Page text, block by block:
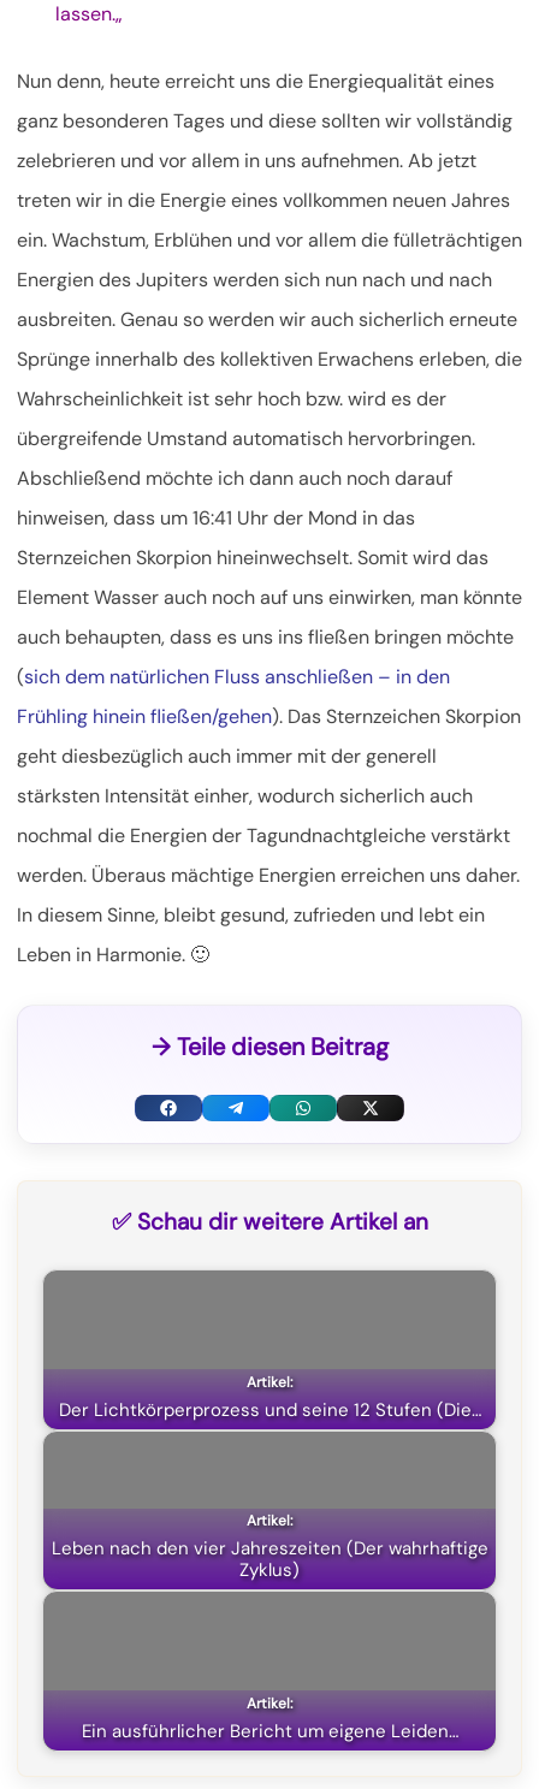
lassen.„
Nun denn, heute erreicht uns die Energiequalität eines
ganz besonderen Tages und diese sollten wir vollständig
zelebrieren und vor allem in uns aufnehmen. Ab jetzt
treten wir in die Energie eines vollkommen neuen Jahres
ein. Wachstum, Erblühen und vor allem die fülleträchtigen
Energien des Jupiters werden sich nun nach und nach
ausbreiten. Genau so werden wir auch sicherlich erneute
Sprünge innerhalb des kollektiven Erwachens erleben, die
Wahrscheinlichkeit ist sehr hoch bzw. wird es der
übergreifende Umstand automatisch hervorbringen.
Abschließend möchte ich dann auch noch darauf
hinweisen, dass um 16:41 Uhr der Mond in das
Sternzeichen Skorpion hineinwechselt. Somit wird das
Element Wasser auch noch auf uns einwirken, man könnte
auch behaupten, dass es uns ins fließen bringen möchte
(sich dem natürlichen Fluss anschließen – in den
Frühling hinein fließen/gehen). Das Sternzeichen Skorpion
geht diesbezüglich auch immer mit der generell
stärksten Intensität einher, wodurch sicherlich auch
nochmal die Energien der Tagundnachtgleiche verstärkt
werden. Überaus mächtige Energien erreichen uns daher.
In diesem Sinne, bleibt gesund, zufrieden und lebt ein
Leben in Harmonie. 🙂
→ Teile diesen Beitrag
F
o
k
T
a
m
W
p
p
X
T
t
e
✅ Schau dir weitere Artikel an
Der Lichtkörperprozess und seine 12 Stufen (Die…
Leben nach den vier Jahreszeiten (Der wahrhaftige
Zyklus)
Ein ausführlicher Bericht um eigene Leiden…